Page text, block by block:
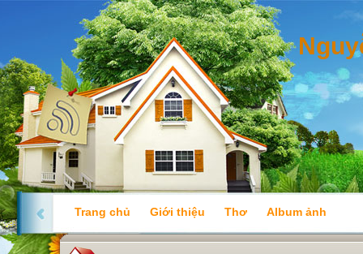
Trang chủ Giới thiệu Thơ Album ảnh